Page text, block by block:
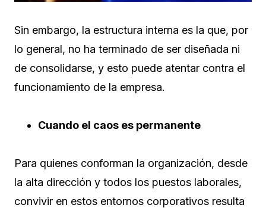
Sin embargo, la estructura interna es la que, por
lo general, no ha terminado de ser diseñada ni
de consolidarse, y esto puede atentar contra el
funcionamiento de la empresa.
Cuando el caos es permanente
Para quienes conforman la organización, desde
la alta dirección y todos los puestos laborales,
convivir en estos entornos corporativos resulta